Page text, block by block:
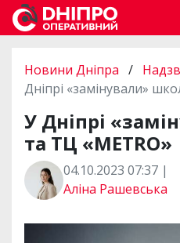
Новини Дніпра /
Дніпрі «замінували»
У Дніпрі
та ТЦ «METRO»
04.10.2023 07:37 |
Аліна Рашевська